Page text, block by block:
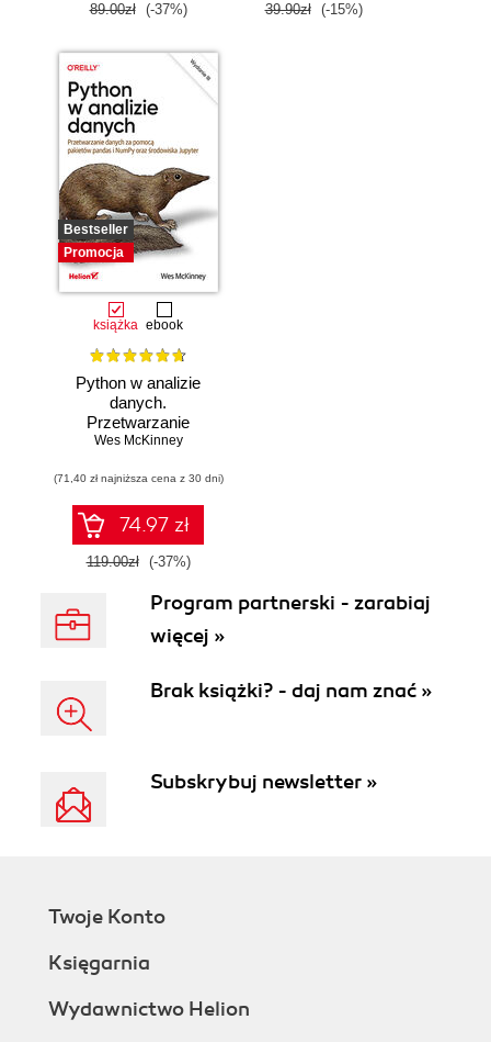
89.00zł (-37%) 39.90zł (-15%)
Bestseller
Promocja
książka ebook
Python w analizie
danych.
Przetwarzanie
danych za pomocą
NumPy oraz
środowiska
Jupyter. Wydanie
III
Wes McKinney
(71,40 zł najniższa cena z 30 dni)
74.97 zł
119.00zł (-37%)
Program partnerski - zarabiaj
więcej »
Brak książki? - daj nam znać »
Subskrybuj newsletter »
Twoje Konto
Księgarnia
Wydawnictwo Helion